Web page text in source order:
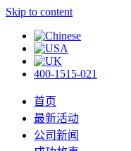
Skip to content
400-1515-021
首页
最新活动
公司新闻